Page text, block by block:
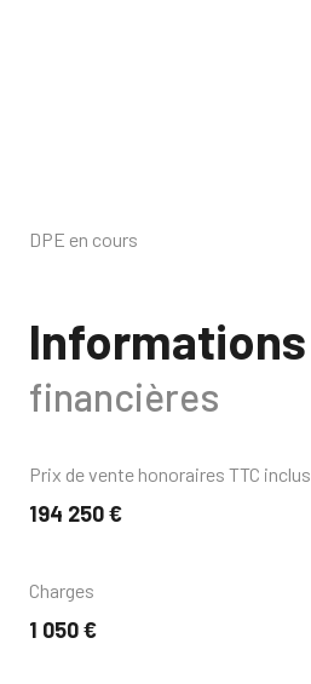
DPE en cours
Informations
financières
Prix de vente honoraires TTC inclus
194 250 €
Charges
1 050 €